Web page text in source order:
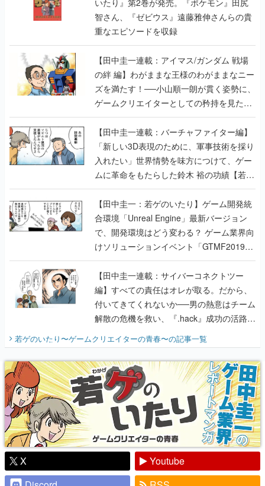
【田中圭一連載：アイマス/ガンダム 戦場
の絆 編】わがままな王様のわがままなニー
ズを満たす！──小山順一朗が貫く姿勢に、
ゲームクリエイターとしての矜持を見た
【若ゲのいたり最終回】
【田中圭一連載：バーチャファイター編】
「新しい3D表現のために、軍事技術を採り
入れたい」世界情勢を味方につけて、ゲー
ムに革命をもたらした鈴木 裕の功績【若ゲ
のいたり】
【田中圭一：若ゲのいたり】ゲーム開発統
合環境「Unreal Engine」最新バージョン
で、開発環境はどう変わる？ ゲーム業界向
けソリューションイベント「GTMF2019」
に行って、より理解を深めよう【PR】
【田中圭一連載：サイバーコネクトツー
編】すべての責任はオレが取る。だから、
付いてきてくれないか──男の熱意はチーム
解散の危機を救い、『.hack』成功の活路を
開く。業界の快男児・松山 洋に流れる血は
『少年ジャンプ』色だった【若ゲのいた
り】
若ゲのいたり〜ゲームクリエイターの青春〜の記事一覧
X
Youtube
Discord
RSS